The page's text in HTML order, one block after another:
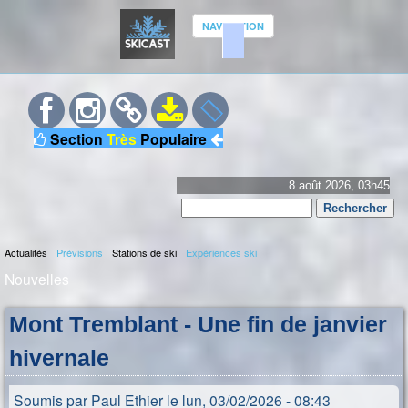
Aller
au
contenu
principal
NAVIGATION
S
T
Section Très Populaire
8 août 2026, 03h45
de
M
n
p
r
Actualités Prévisions Stations de ski Expériences ski
Vous
êtes
ici
Nouvelles
Mont Tremblant - Une fin de janvier
hivernale
Soumis par Paul Ethier le lun, 03/02/2026 - 08:43